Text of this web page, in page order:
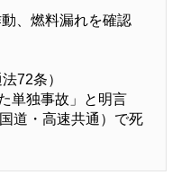
、燃料漏れを確認
72条）
単独事故」と明言
国道・高速共通）で死